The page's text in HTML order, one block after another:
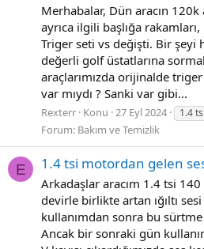
Merhabalar, Dün aracın 120k
ayrıca ilgili başlığa
Triger seti vs değişti. Bir şeyi
değerli golf üstatlarına
araçlarımızda orijinalde
var mıydı ? Sanki var gibi...
Rexterr Konu 27 Eyl 2024 1.4 tsi
Forum: Bakım ve Temizlik
E 1.4 tsi motordan gelen
Arkadaşlar aracım 1.4 tsi
devirle birlikte artan ığıltı
kullanımdan sonra bu
Ancak bir sonraki gün